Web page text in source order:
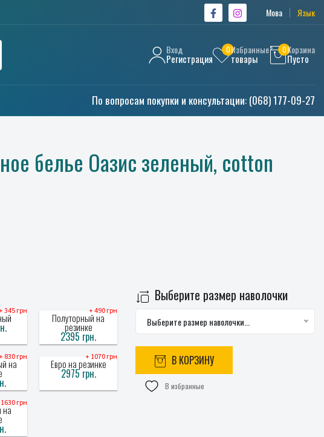
Мова Язык
Вход
Регистрация
0Избранные
товары
0Корзина
Пусто
По вопросам покупки и консультации: (068) 177-09-27
белье Оазис зеленый, cotton
345 грн + 490 грн
Полуторный на
резинке
2395 грн.
830 грн
на
+ 1070 грн
Евро на резинке
2975 грн.
грн
Выберите размер наволочки
Выберите размер наволочки...
В КОРЗИНУ
В избранные